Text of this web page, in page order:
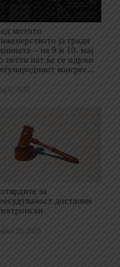
мотото
ја гради
– на 9 и 10. мај
петти пат ќе се одржи
конгрес...
6, 2025
за
достапни
26, 2025